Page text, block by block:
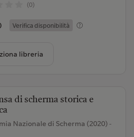
(0)
Verifica disponibilità
libreria
di scherma storica e
Nazionale di Scherma (2020)-